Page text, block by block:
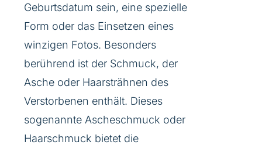
Geburtsdatum sein, eine spezielle
Form oder das Einsetzen eines
winzigen Fotos. Besonders
berührend ist der Schmuck, der
Asche oder Haarsträhnen des
Verstorbenen enthält. Dieses
sogenannte Ascheschmuck oder
Haarschmuck bietet die